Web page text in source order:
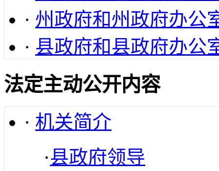
· 州政府和州政府办公
· 县政府和县政府办公
法定主动公开内容
· 机关简介
·县政府领导